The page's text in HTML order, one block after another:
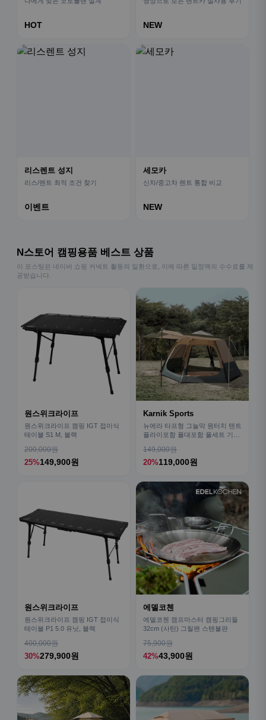
HOT NEW
리스렌트 성지
리스/렌트 최적 조건 찾기
이벤트
세모카
신차/중고차 렌트 통합 비교
NEW
N스토어 캠핑용품 베스트 상품
이 포스팅은 네이버 쇼핑 커넥트 활동의 일환으로, 이에 따른 일정액의 수수료를 제
공받습니다.
원스위크라이프
원스위크라이프 캠핑 IGT 접이식
테이블 S1 M, 블랙
200,000원
25%149,900원
Karnik Sports
뉴에라 타프형 그늘막 원터치 텐트
플라이포함 폴대포함 풀세트 기본
149,000원
20%119,000원
원스위크라이프
원스위크라이프 캠핑 IGT 접이식
테이블 P1 5.0 유닛, 블랙
400,000원
30%279,900원
에델코첸
에델코첸 캠프마스터 캠핑그리들
32cm (사틴) 그릴팬 스텐불판
75,900원
42%43,900원